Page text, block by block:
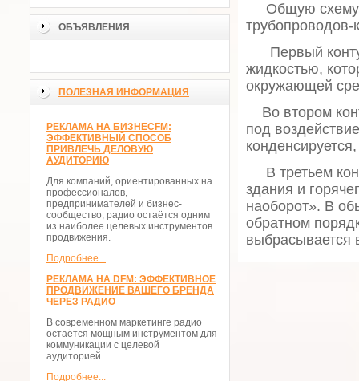
ОБЪЯВЛЕНИЯ
ПОЛЕЗНАЯ ИНФОРМАЦИЯ
РЕКЛАМА НА БИЗНЕСFM:
ЭФФЕКТИВНЫЙ СПОСОБ
ПРИВЛЕЧЬ ДЕЛОВУЮ
АУДИТОРИЮ
Для компаний, ориентированных на
профессионалов,
предпринимателей и бизнес-
сообщество, радио остаётся одним
из наиболее целевых инструментов
продвижения.
Подробнее...
РЕКЛАМА НА DFM: ЭФФЕКТИВНОЕ
ПРОДВИЖЕНИЕ ВАШЕГО БРЕНДА
ЧЕРЕЗ РАДИО
В современном маркетинге радио
остаётся мощным инструментом для
коммуникации с целевой
аудиторией.
Подробнее...
Общую схему
Первый
жидкостью,
окружающей
Во втором
под
В третьем
здания и
наоборот». В
обратном
выбрасывается